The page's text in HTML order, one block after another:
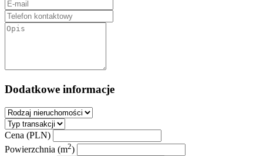
Dodatkowe informacje
Cena (PLN)
Powierzchnia (m2)